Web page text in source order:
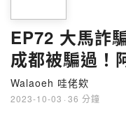
EP72 大馬詐
成都被騙過！
被騙幾百千
Walaoeh 哇佬欸
2023-10-03 · 36 分鐘